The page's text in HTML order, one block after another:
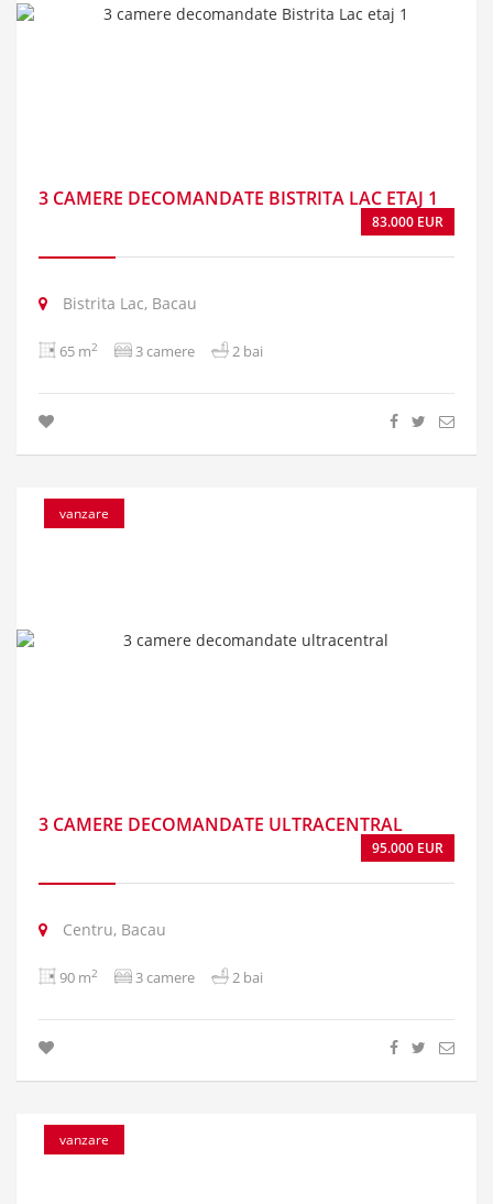
3 CAMERE DECOMANDATE BISTRITA LAC ETAJ 1
83.000 EUR
Bistrita Lac, Bacau
65 m2 3 camere 2 bai
3 CAMERE DECOMANDATE ULTRACENTRAL
95.000 EUR
Centru, Bacau
90 m2 3 camere 2 bai
vanzare
vanzare